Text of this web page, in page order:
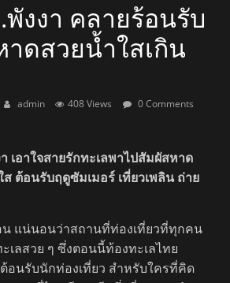
พังงา คลายร้อนรับ
าดสวยน้ำใสเกิน
admin 408 Views
0 Comments
เอาใจสายรักทะเลพาไปสัมผัสหาด
ส ต้อนรับฤดูซัมเมอร์ เที่ยวเพลิน ถ่าย
น แน่นอนว่าสถานที่ท่องเที่ยวที่ทุกคน
ลสวย ๆ ซึ่งตอนนี้ท้องทะเลไทย
อนรับนักท่องเที่ยว สำหรับใครที่คิด